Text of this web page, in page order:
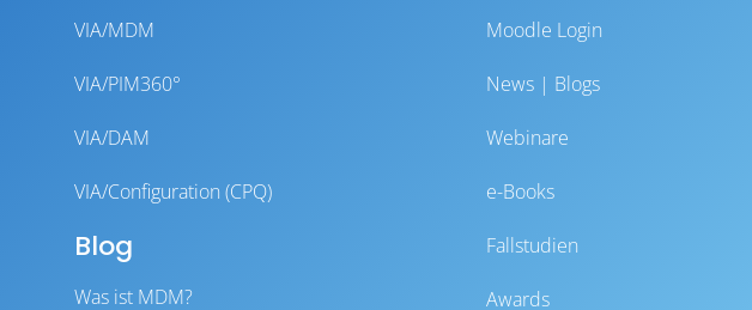
VIA/MDM
VIA/PIM360°
VIA/DAM
VIA/Configuration (CPQ)
Blog
Was ist MDM?
Moodle Login
News | Blogs
Webinare
e-Books
Fallstudien
Awards